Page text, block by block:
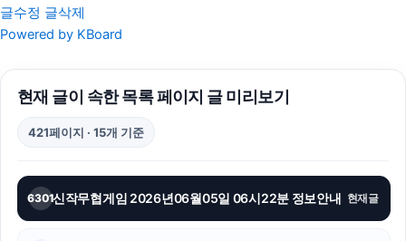
강남치과
서초하수구막힘
글수정 글삭제
Powered by KBoard
현재 글이 속한 목록 페이지 글 미리보기
421페이지 · 15개 기준
6301신작무협게임 2026년06월05일 06시22분 정보안내 현재글